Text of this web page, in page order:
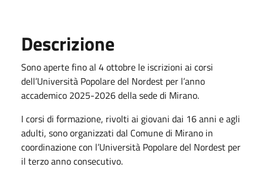
Descrizione
Sono aperte fino al 4 ottobre le iscrizioni ai corsi
dell’Università Popolare del Nordest per l’anno
accademico 2025-2026 della sede di Mirano.
I corsi di formazione, rivolti ai giovani dai 16 anni e agli
adulti, sono organizzati dal Comune di Mirano in
coordinazione con l’Università Popolare del Nordest per
il terzo anno consecutivo.